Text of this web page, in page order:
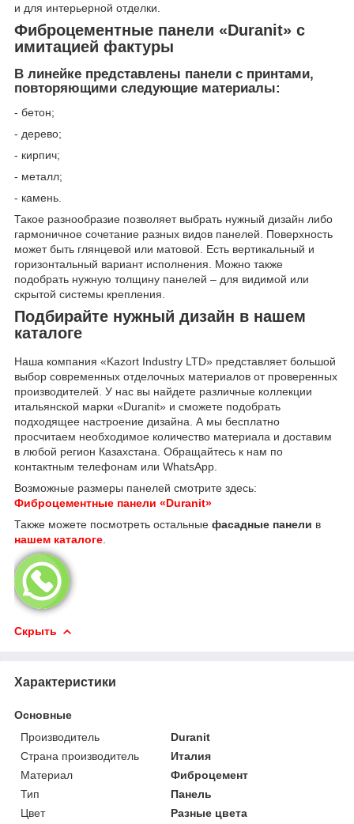
и для интерьерной отделки.
Фиброцементные панели «Duranit» с
имитацией фактуры
В линейке представлены панели с принтами,
повторяющими следующие материалы:
- бетон;
- дерево;
- кирпич;
- металл;
- камень.
Такое разнообразие позволяет выбрать нужный дизайн либо
гармоничное сочетание разных видов панелей. Поверхность
может быть глянцевой или матовой. Есть вертикальный и
горизонтальный вариант исполнения. Можно также
подобрать нужную толщину панелей – для видимой или
скрытой системы крепления.
Подбирайте нужный дизайн в нашем
каталоге
Наша компания «Kazort Industry LTD» представляет большой
выбор современных отделочных материалов от проверенных
производителей. У нас вы найдете различные коллекции
итальянской марки «Duranit» и сможете подобрать
подходящее настроение дизайна. А мы бесплатно
просчитаем необходимое количество материала и доставим
в любой регион Казахстана. Обращайтесь к нам по
контактным телефонам или WhatsApp.
Возможные размеры панелей смотрите здесь:
Фиброцементные панели «Duranit»
Также можете посмотреть остальные фасадные панели в
нашем каталоге
Скрыть
Характеристики
Основные
Производитель
Duranit
Страна производитель
Италия
Материал
Фиброцемент
Тип
Панель
Цвет
Разные цвета